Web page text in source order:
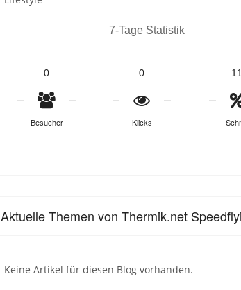
7-Tage Statistik
0
Besucher
0
Klicks
11
Aktuelle Themen von Thermik.net
Keine Artikel für diesen Blog vorhanden.